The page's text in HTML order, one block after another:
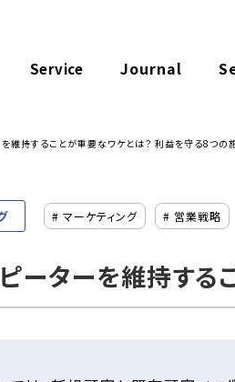
Service Journal
維持することが重要なワケとは？ 利益を守る8つの
# マーケティング # 営業戦略
ーターを維持す